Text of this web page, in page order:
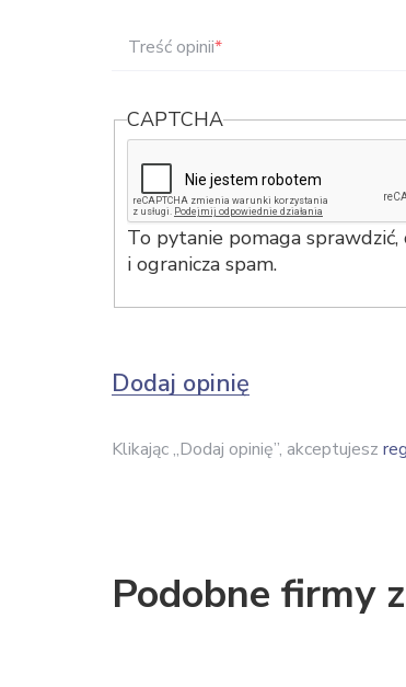
Treść opinii*
CAPTCHA
To pytanie pomaga sprawdzić,
i ogranicza spam.
Dodaj opinię
Klikając „Dodaj opinię”, akceptujesz
Podobne firmy